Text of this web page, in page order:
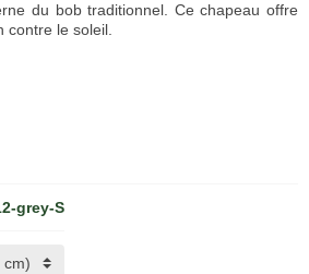
du bob traditionnel. Ce chapeau offre
contre le soleil.
grey-S